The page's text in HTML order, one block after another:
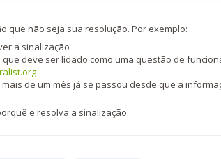
que não seja sua resolução. Por exemplo:
a sinalização
deve ser lidado como uma questão de
de um mês já se passou desde que a
e resolva a sinalização.